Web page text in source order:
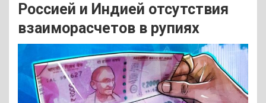
Россией и Индией отсутствия
взаиморасчетов в рупиях